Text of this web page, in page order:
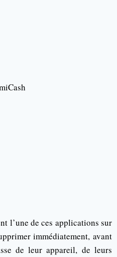
l’une de ces applications sur
immédiatement, avant
de leur appareil, de leurs